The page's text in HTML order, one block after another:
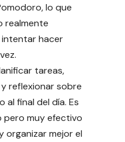
lo que
realmente
hacer
tareas,
reflexionar sobre
al final del día. Es
pero muy efectivo
organizar mejor el